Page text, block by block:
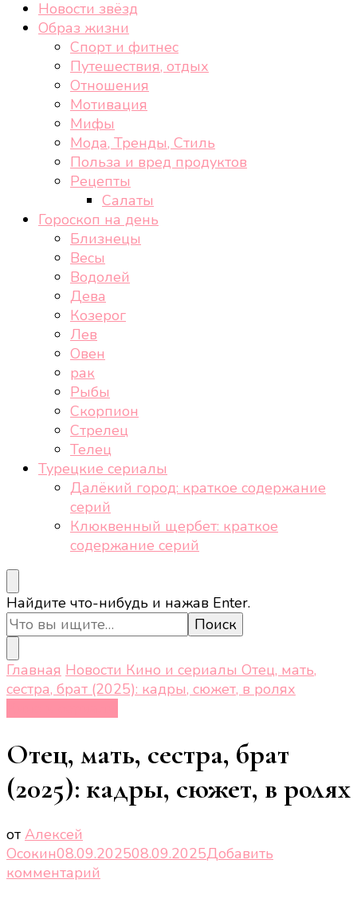
Новости звёзд
Образ жизни
Спорт и фитнес
Путешествия, отдых
Отношения
Мотивация
Мифы
Мода, Тренды, Стиль
Польза и вред продуктов
Рецепты
Салаты
Гороскоп на день
Близнецы
Весы
Водолей
Дева
Козерог
Лев
Овен
рак
Рыбы
Скорпион
Стрелец
Телец
Турецкие сериалы
Далёкий город: краткое содержание
серий
Клюквенный щербет: краткое
содержание серий
Ищите
что-
то?
Найдите что-нибудь и нажав Enter.
Главная Новости Кино и сериалы Отец, мать,
сестра, брат (2025): кадры, сюжет, в ролях
Отец, мать, сестра, брат
(2025): кадры, сюжет, в ролях
от Алексей
Осокин08.09.202508.09.2025Добавить
комментарий